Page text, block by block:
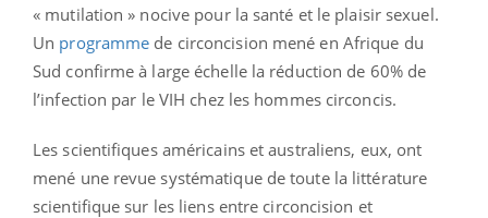
« mutilation » nocive pour la santé et le plaisir sexuel.
Un programme de circoncision mené en Afrique du
Sud confirme à large échelle la réduction de 60% de
l’infection par le VIH chez les hommes circoncis.
Les scientifiques américains et australiens, eux, ont
mené une revue systématique de toute la littérature
scientifique sur les liens entre circoncision et